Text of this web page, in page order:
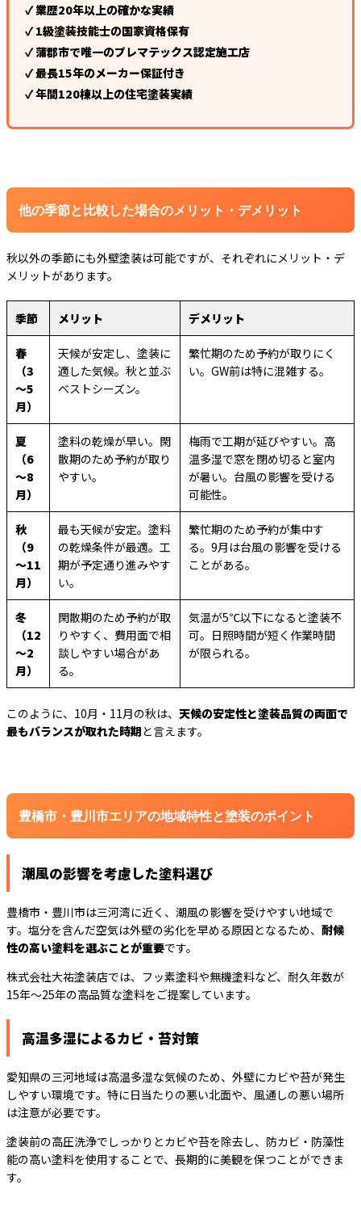
✓ 業歴20年以上の確かな実績
✓ 1級塗装技能士の国家資格保有
✓ 蒲郡市で唯一のプレマテックス認定施工店
✓ 最長15年のメーカー保証付き
✓ 年間120棟以上の住宅塗装実績
他の季節と比較した場合のメリット・デメリット
秋以外の季節にも外壁塗装は可能ですが、それぞれにメリット・デ
メリットがあります。
季節 メリット デメリット
春
（3
～5
月）
天候が安定し、塗装に
適した気候。秋と並ぶ
ベストシーズン。
繁忙期のため予約が取りにく
い。GW前は特に混雑する。
夏
（6
～8
月）
塗料の乾燥が早い。閑
散期のため予約が取り
やすい。
梅雨で工期が延びやすい。高
温多湿で窓を閉め切ると室内
が暑い。台風の影響を受ける
可能性。
秋
（9
～11
月）
最も天候が安定。塗料
の乾燥条件が最適。工
期が予定通り進みやす
い。
繁忙期のため予約が集中す
る。9月は台風の影響を受ける
ことがある。
冬
（12
～2
月）
閑散期のため予約が取
りやすく、費用面で相
談しやすい場合があ
る。
気温が5℃以下になると塗装不
可。日照時間が短く作業時間
が限られる。
このように、10月・11月の秋は、 天候の安定性と塗装品質の両面で
最もバランスが取れた時期と言えます。
豊橋市・豊川市エリアの地域特性と塗装のポイント
潮風の影響を考慮した塗料選び
豊橋市・豊川市は三河湾に近く、潮風の影響を受けやすい地域で
す。塩分を含んだ空気は外壁の劣化を早める原因となるため、 耐候
性の高い塗料を選ぶことが重要です。
株式会社大祐塗装店では、フッ素塗料や無機塗料など、耐久年数が
15年～25年の高品質な塗料をご提案しています。
高温多湿によるカビ・苔対策
愛知県の三河地域は高温多湿な気候のため、外壁にカビや苔が発生
しやすい環境です。特に日当たりの悪い北面や、風通しの悪い場所
は注意が必要です。
塗装前の高圧洗浄でしっかりとカビや苔を除去し、防カビ・防藻性
能の高い塗料を使用することで、長期的に美観を保つことができま
す。